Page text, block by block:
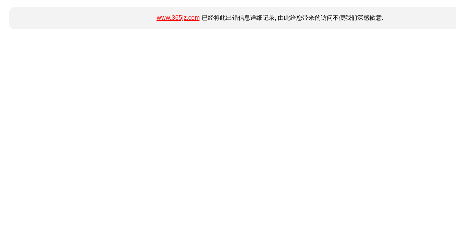
www.365jz.com已经将此出错信息详细记录, 由此给您带来的访问不便我们深感歉意.